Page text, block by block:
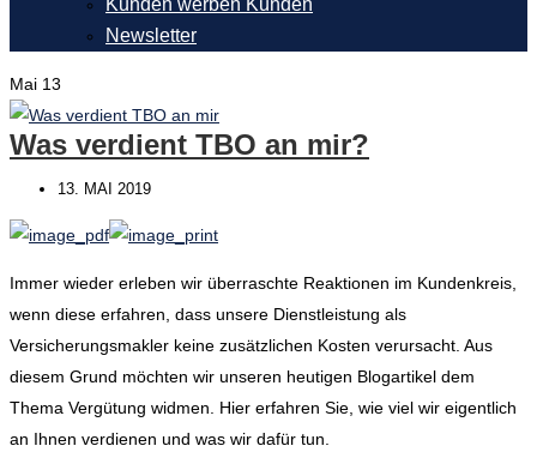
Kunden werben Kunden
Newsletter
Mai 13
Was verdient TBO an mir?
13. MAI 2019
Immer wieder erleben wir überraschte Reaktionen im Kundenkreis,
wenn diese erfahren, dass unsere Dienstleistung als
Versicherungsmakler keine zusätzlichen Kosten verursacht. Aus
diesem Grund möchten wir unseren heutigen Blogartikel dem
Thema Vergütung widmen. Hier erfahren Sie, wie viel wir eigentlich
an Ihnen verdienen und was wir dafür tun.